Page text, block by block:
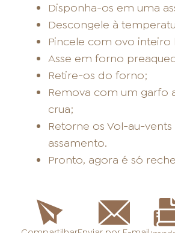
Disponha-os em uma
Descongele à
Pincele com ovo
Asse em forno
Retire-os do forno;
Remova com um garfo
crua;
Retorne os Vol-au-
assamento.
Pronto, agora é só